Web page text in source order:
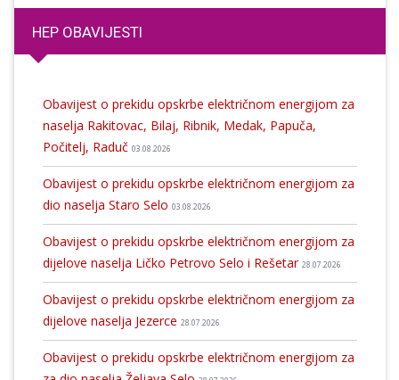
HEP OBAVIJESTI
Obavijest o prekidu opskrbe električnom energijom za
naselja Rakitovac, Bilaj, Ribnik, Medak, Papuča,
Počitelj, Raduč 03.08.2026
Obavijest o prekidu opskrbe električnom energijom za
dio naselja Staro Selo 03.08.2026
Obavijest o prekidu opskrbe električnom energijom za
dijelove naselja Ličko Petrovo Selo i Rešetar 28.07.2026
Obavijest o prekidu opskrbe električnom energijom za
dijelove naselja Jezerce 28.07.2026
Obavijest o prekidu opskrbe električnom energijom za